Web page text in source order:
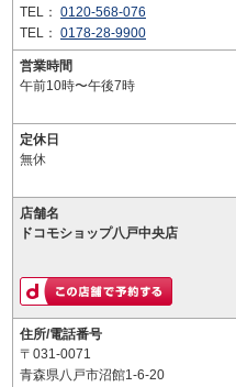
TEL： 0120-568-076
TEL： 0178-28-9900
営業時間
午前10時〜午後7時
定休日
無休
店舗名
ドコモショップ八戸中央店
住所/電話番号
〒031-0071
青森県八戸市沼館1-6-20